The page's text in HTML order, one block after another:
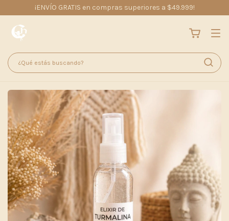
¡ENVÍO GRATIS en compras superiores a $49.999!